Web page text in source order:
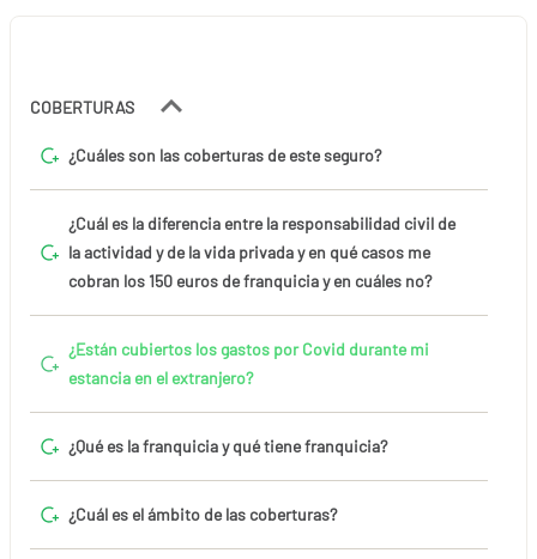
COBERTURAS
¿Cuáles son las coberturas de este seguro?
¿Cuál es la diferencia entre la responsabilidad civil de
la actividad y de la vida privada y en qué casos me
cobran los 150 euros de franquicia y en cuáles no?
¿Están cubiertos los gastos por Covid durante mi
estancia en el extranjero?
¿Qué es la franquicia y qué tiene franquicia?
¿Cuál es el ámbito de las coberturas?